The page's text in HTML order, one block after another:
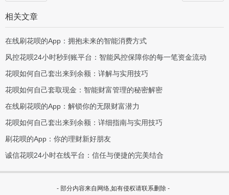
相关文章
在线刷花呗的App：拥抱未来的智能消费方式
风控花呗24小时秒到账平台：智能风控保障你的每一笔资金流动
花呗如何自己套出来到余额：详解与实用技巧
花呗如何自己套取现金：智能财富管理的秘密解密
在线刷花呗的App：解锁你的无限财富潜力
花呗如何自己套出来到余额：详细指南与实用技巧
刷花呗的App：你的理财新好朋友
诚信花呗24小时在线平台：信任与便捷的完美结合
- 部分内容来自网络,如有侵权请联系删除 -